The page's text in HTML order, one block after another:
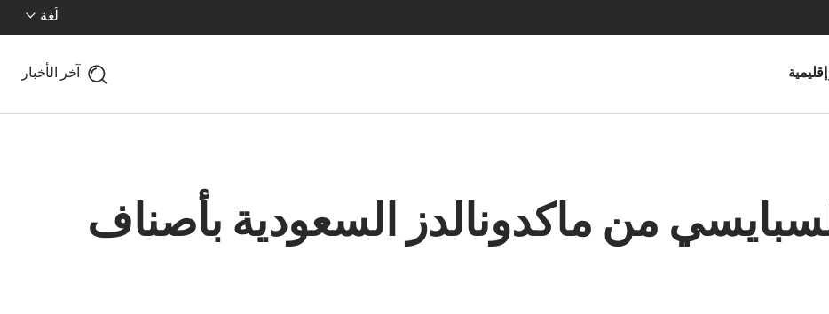
لُغة
آخر الأخبار
من ماكدونالدز السعودية بأصناف